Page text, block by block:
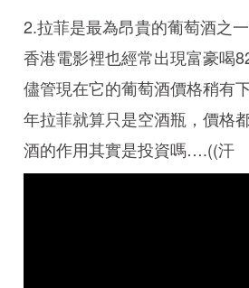
2.拉菲是最為昂貴的葡萄酒之
香港電影裡也經常出現富豪喝
儘管現在它的葡萄酒價格稍有
年拉菲就算只是空酒瓶，價格
酒的作用其實是投資嗎….((汗